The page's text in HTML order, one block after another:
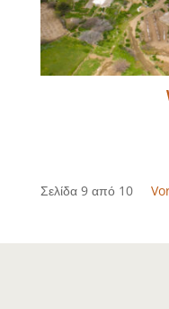
Σελίδα 9 από 10